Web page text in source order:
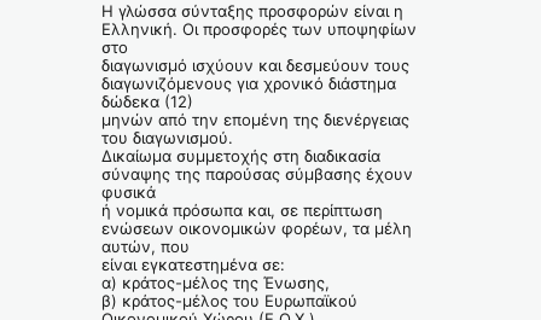
Η γλώσσα σύνταξης προσφορών είναι η
Ελληνική. Οι προσφορές των υποψηφίων
στο
διαγωνισμό ισχύουν και δεσμεύουν τους
διαγωνιζόμενους για χρονικό διάστημα
δώδεκα (12)
μηνών από την επομένη της διενέργειας
του διαγωνισμού.
Δικαίωμα συμμετοχής στη διαδικασία
σύναψης της παρούσας σύμβασης έχουν
φυσικά
ή νομικά πρόσωπα και, σε περίπτωση
ενώσεων οικονομικών φορέων, τα μέλη
αυτών, που
είναι εγκατεστημένα σε:
α) κράτος-μέλος της Ένωσης,
β) κράτος-μέλος του Ευρωπαϊκού